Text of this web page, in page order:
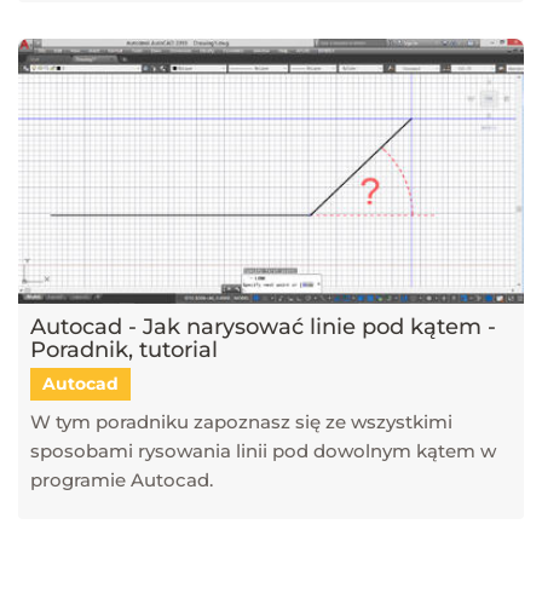
Autocad - Jak narysować linie pod kątem -
Poradnik, tutorial
Autocad
W tym poradniku zapoznasz się ze wszystkimi
sposobami rysowania linii pod dowolnym kątem w
programie Autocad.